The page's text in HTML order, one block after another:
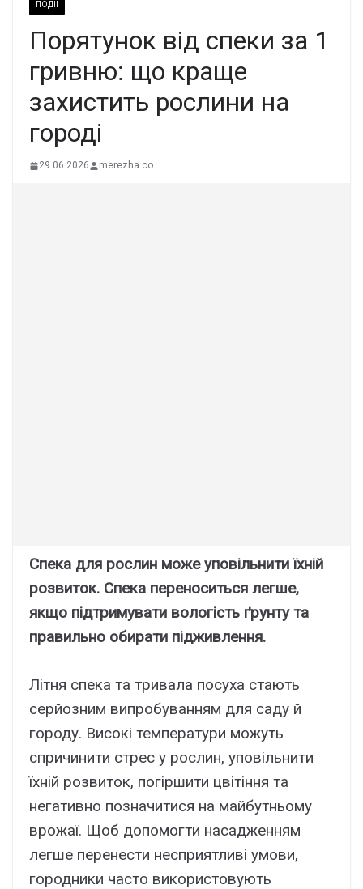
ПОДІЇ
Порятунок від спеки за 1
гривню: що краще
захистить рослини на
городі
29.06.2026 merezha.co
Спека для рослин може уповільнити їхній
розвиток. Спека переноситься легше,
якщо підтримувати вологість ґрунту та
правильно обирати підживлення.
Літня спека та тривала посуха стають
серйозним випробуванням для саду й
городу. Високі температури можуть
спричинити стрес у рослин, уповільнити
їхній розвиток, погіршити цвітіння та
негативно позначитися на майбутньому
врожаї. Щоб допомогти насадженням
легше перенести несприятливі умови,
городники часто використовують